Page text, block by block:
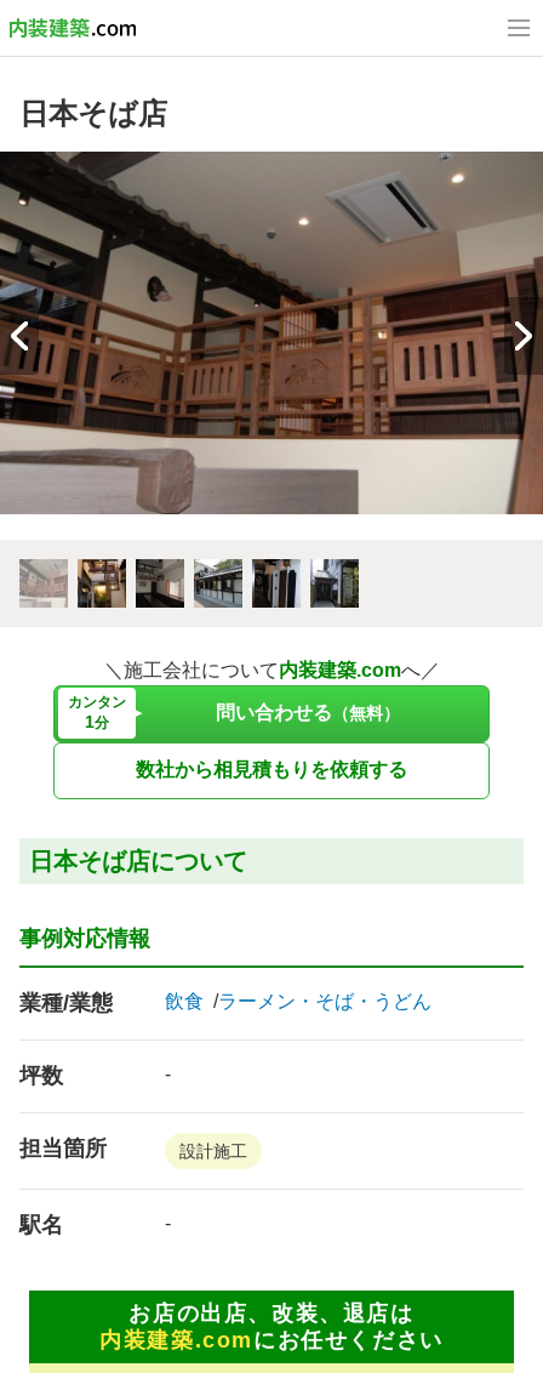
日本そば店
＼施工会社について内装建築.comへ／
カンタン
1分 問い合わせる （無料）
数社から相見積もりを依頼する
日本そば店について
事例対応情報
業種/業態 飲食 ラーメン・そば・うどん
坪数 -
担当箇所 設計施工
駅名 -
お店の出店、改装、退店は
内装建築.com にお任せください